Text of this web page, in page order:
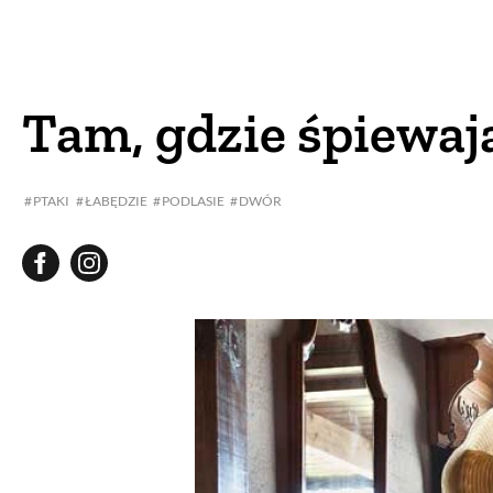
Tam, gdzie
PTAKI ŁABĘDZIE PODLASIE DWÓR
PROJEKTOWANIE
ZWYCZAJE
DANIA